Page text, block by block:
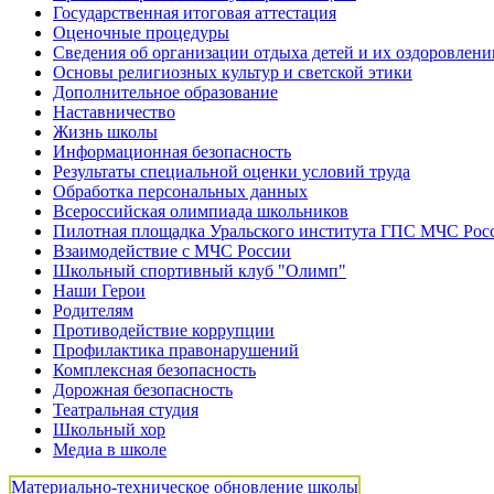
Государственная итоговая аттестация
Оценочные процедуры
Сведения об организации отдыха детей и их
Основы религиозных культур и светской этики
Дополнительное образование
Наставничество
Жизнь школы
Информационная безопасность
Результаты специальной оценки условий труда
Обработка персональных данных
Всероссийская олимпиада школьников
Пилотная площадка Уральского института ГПС МЧС
Взаимодействие с МЧС России
Школьный спортивный клуб "Олимп"
Наши Герои
Родителям
Противодействие коррупции
Профилактика правонарушений
Комплексная безопасность
Дорожная безопасность
Театральная студия
Школьный хор
Медиа в школе
Материально-техническое обновление школы